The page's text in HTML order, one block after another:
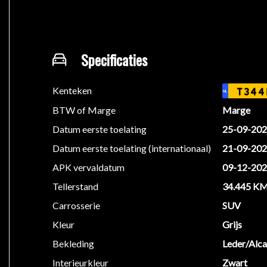
BEL ONS VAN TE VOREN VOOR EEN
We hebben ons uiterste best gedaan om alle
informatie in de advertentie. Vertrouw niet alleen
beïnvloeden. Neem contact op met de verkoper voor
Specificaties
Kenteken NL
BTW of Marge
Marge
Datum eerste toelating
25-09-
Datum eerste toelating (internationaal)
21-09-
APK vervaldatum
09-12-
Tellerstand
34.445
Carrosserie
SUV
Kleur
Grijs
Bekleding
Leder/
Interieurkleur
Zwart